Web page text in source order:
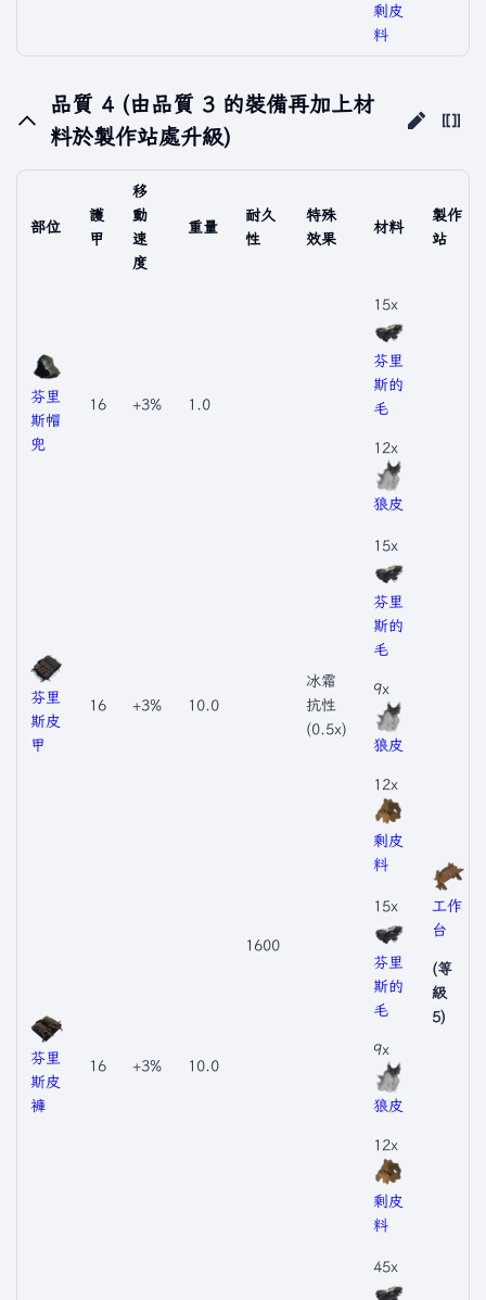
剩皮
料
品質 4 (由品質 3 的裝備再加上材
料於製作站處升級)
部位
護
甲
移
動
速
度
重量
耐久
性
特殊
效果
材料
製作
站
芬里
斯帽
兜
16 +3% 1.0
1600
15x
芬里
斯的
毛
12x
狼皮
工作
台
(等
級
5)
芬里
斯皮
甲
16 +3% 10.0
冰霜
抗性
(0.5x)
15x
芬里
斯的
毛
9x
狼皮
12x
剩皮
料
芬里
斯皮
褲
16 +3% 10.0
15x
芬里
斯的
毛
9x
狼皮
12x
剩皮
料
45x